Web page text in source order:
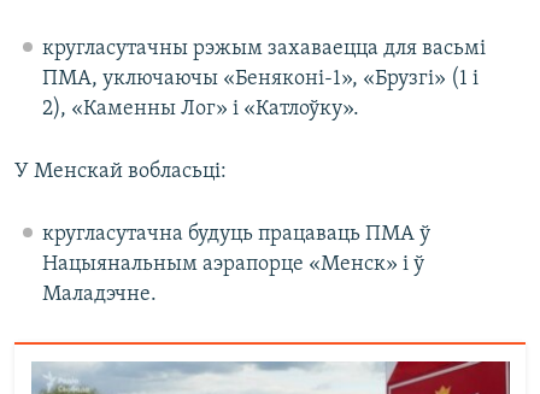
кругласутачны рэжым захаваецца для васьмі
ПМА, уключаючы «Беняконі-1», «Брузгі» (1 і
2), «Каменны Лог» і «Катлоўку».
У Менскай вобласьці:
кругласутачна будуць працаваць ПМА ў
Нацыянальным аэрапорце «Менск» і ў
Маладэчне.